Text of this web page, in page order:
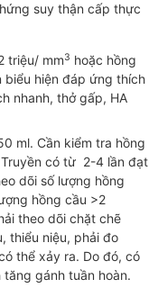
suy thận cấp thực
triệu/ mm3 hoặc hồng
biểu hiện đáp ứng thích
nhanh, thở gấp, HA
ml. Cần kiểm tra hồng
có từ 2-4 lần đạt
dõi số lượng hồng
hồng cầu >2
theo dõi chặt chẽ
thiểu niệu, phải đo
thể xảy ra. Do đó, có
gánh tuần hoàn.